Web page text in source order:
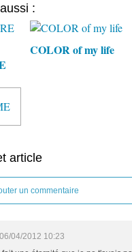
:
COLOR of my life
article
un commentaire
06/04/2012 10:23